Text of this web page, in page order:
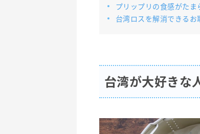
プリップリの食感がたま
台湾ロスを解消できるお
台湾が大好きな